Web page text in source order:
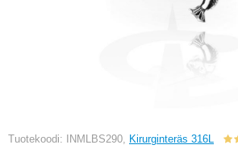
Tuotekoodi: INMLBS290, Kirurginteräs 316L